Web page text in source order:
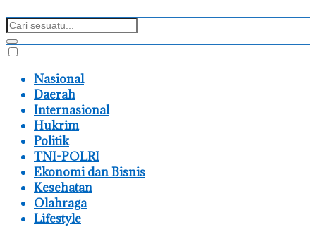
Nasional
Daerah
Internasional
Hukrim
Politik
TNI-POLRI
Ekonomi dan Bisnis
Kesehatan
Olahraga
Lifestyle